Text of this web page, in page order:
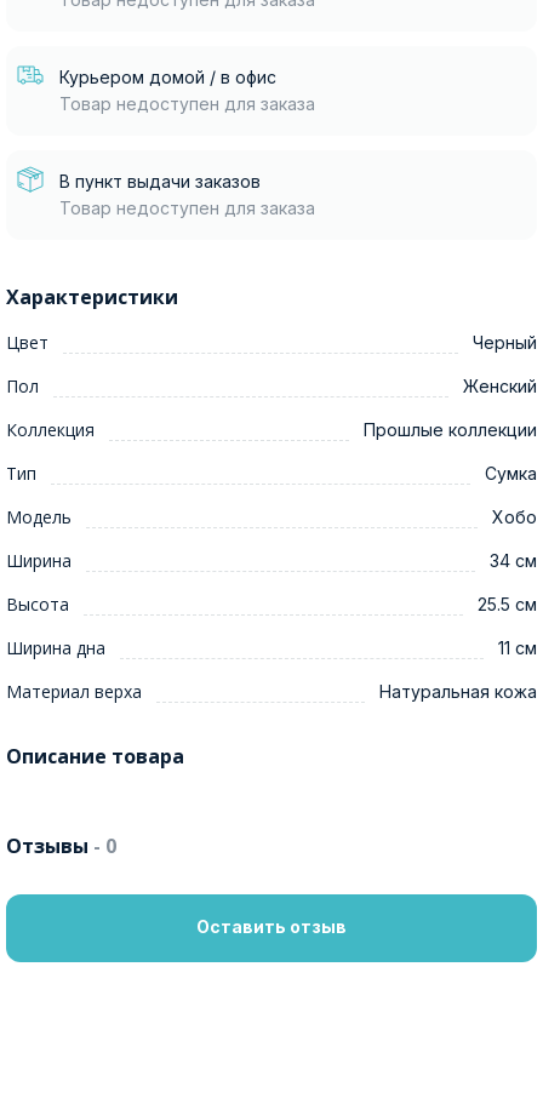
Курьером домой / в офис
Товар недоступен для заказа
В пункт выдачи заказов
Товар недоступен для заказа
Характеристики
Цвет Черный
Пол Женский
Коллекция Прошлые коллекции
Тип Сумка
Модель Хобо
Ширина 34 см
Высота 25.5 см
Ширина дна 11 см
Материал верха Натуральная кожа
Описание товара
Отзывы - 0
Оставить отзыв